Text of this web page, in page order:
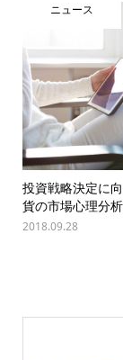
ニュース
投資戦略決定に
貨の市場心理分
2018.09.28